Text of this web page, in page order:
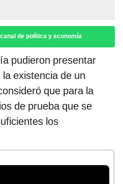
de política y economía
pudieron presentar
existencia de un
que para la
de prueba que se
los